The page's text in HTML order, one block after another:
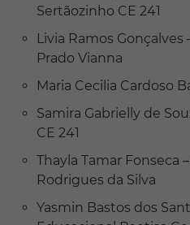
Sertãozinho CE 241
Livia Ramos Gonçalves
Prado Vianna
Maria Cecilia Cardoso
Samira Gabrielly de
CE 241
Thayla Tamar Fonseca
Rodrigues da Silva
Yasmin Bastos dos